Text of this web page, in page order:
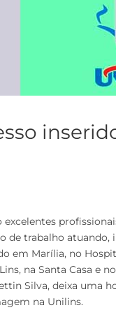
trabalho atuando,
em Marília, no
na Santa Casa e
Silva, deixa uma
na Unilins.